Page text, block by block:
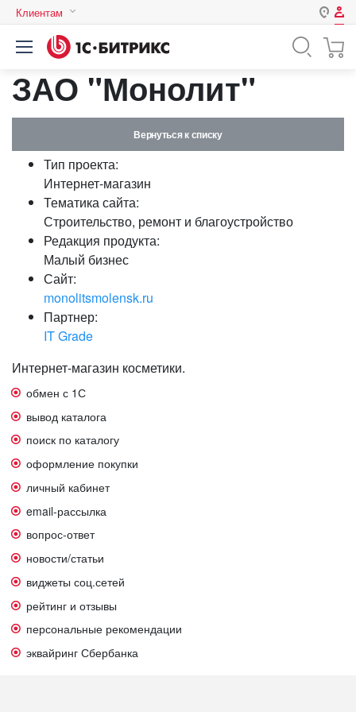
Клиентам
Казахстан
Авторизация
Нет аккаунта? Зарегистрироваться
Логин
Пароль
Запомнить меня на этом
Забыли свой пароль?
ЗАО "Монолит"
Вернуться к списку
Тип проекта:
Интернет-магазин
Тематика сайта:
Строительство, ремонт и благоустройство
Редакция продукта:
Малый бизнес
Сайт:
monolitsmolensk.ru
Партнер:
IT Grade
Интернет-магазин косметики.
обмен с 1С
вывод каталога
поиск по каталогу
оформление покупки
личный кабинет
email-рассылка
вопрос-ответ
новости/статьи
виджеты соц.сетей
рейтинг и отзывы
персональные рекомендации
эквайринг Сбербанка